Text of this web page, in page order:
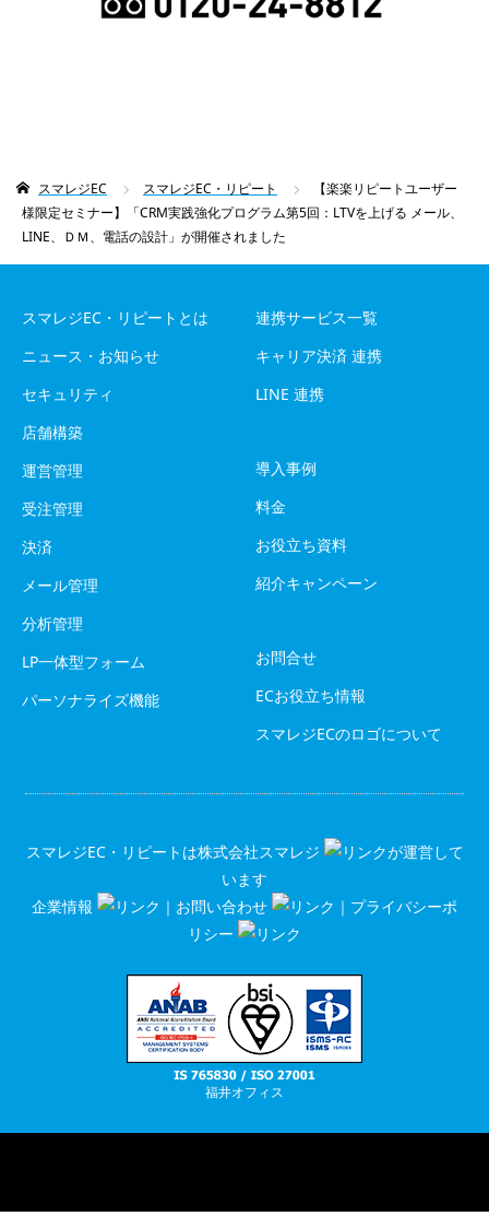
スマレジEC スマレジEC・リピート
【楽楽リピートユーザー
様限定セミナー】「CRM実践強化プログラム第5回：LTVを上げる メール、
LINE、ＤＭ、電話の設計」が開催されました
スマレジEC・リピートとは
ニュース・お知らせ
セキュリティ
店舗構築
運営管理
受注管理
決済
メール管理
分析管理
LP一体型フォーム
パーソナライズ機能
連携サービス一覧
キャリア決済 連携
LINE 連携
導入事例
料金
お役立ち資料
紹介キャンペーン
お問合せ
ECお役立ち情報
スマレジECのロゴについて
スマレジEC・リピートは株式会社スマレジ
が運営して
います
企業情報
｜ お問い合わせ ｜ プライバシーポ
リシー
福井オフィス
RSS